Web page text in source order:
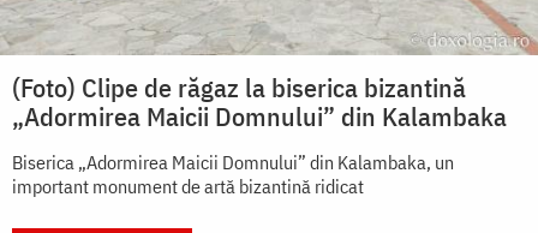
(Foto) Clipe de răgaz la biserica bizantină
„Adormirea Maicii Domnului” din Kalambaka
Biserica „Adormirea Maicii Domnului” din Kalambaka, un
important monument de artă bizantină ridicat